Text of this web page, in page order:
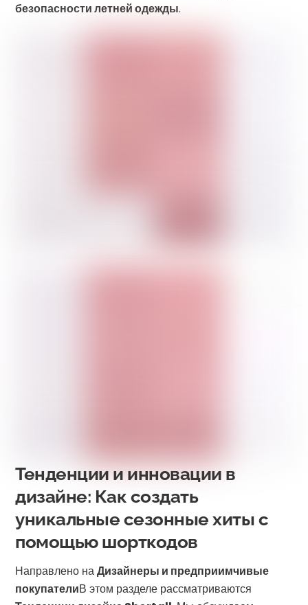
безопасности летней одежды.
Тенденции и инновации в
дизайне: Как создать
уникальные сезонные хиты с
помощью шорткодов
Направлено наДизайнеры и предприимчивые
покупателиВ этом разделе рассматриваются